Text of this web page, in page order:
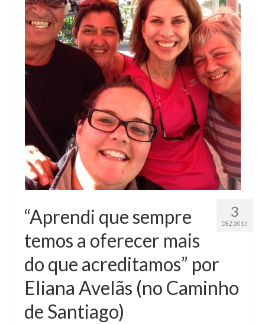
3
DEZ 2015
“Aprendi que sempre
temos a oferecer mais
do que acreditamos” por
Eliana Avelãs (no Caminho
de Santiago)